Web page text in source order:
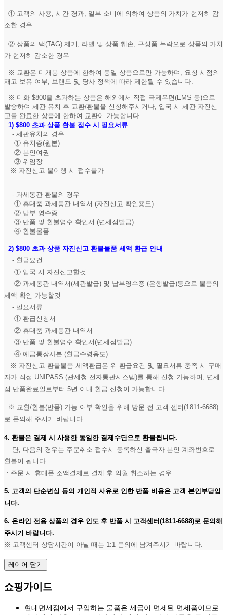
① 고객의 사용, 시간 경과, 일부 소비에 의하여 상품의 가치가 현저히 감
소한 경우
② 상품의 택(TAG) 제거, 라벨 및 상품 훼손, 구성품 누락으로 상품의 가치
가 현저히 감소한 경우
※ 교환은 미개봉 상품에 한하여 동일 상품으로만 가능하며, 요청 시점의
재고 보유 여부, 브랜드 및 당사 정책에 따라 제한될 수 있습니다.
※ 미화 $800을 초과하는 상품은 해외에서 직접 국제우편(EMS 등)으로
발송하여 세관 유치 후 교환/환물을 신청해주시거나, 입국 시 세관 자진신
고를 완료한 상품에 한하여 교환이 가능합니다.
1) $800 초과 상품 환불 접수 시 필요서류
- 세관유치의 경우
① 유치증(원본)
② 본인여권
③ 위임장
※ 자진신고 불이행 시 접수불가
- 과세통관 환불의 경우
① 휴대품 과세통관 내역서 (자진신고 확인용도)
② 납부 영수증
③ 반품 및 환불영수 확인서 (면세점발급)
④ 환불물품
2) $800 초과 상품 자진신고 환불물품 세액 환급 안내
- 환급요건
① 입국 시 자진신고할것
② 과세통관 내역서(세관발급) 및 납부영수증 (은행발급)등으로 물품의
세액 확인 가능할것
- 필요서류
① 환급신청서
② 휴대품 과세통관 내역서
③ 반품 및 환불영수 확인서(면세점발급)
④ 예금통장사본 (환급수령용도)
※ 자진신고 환불물품 세액환급은 위 환급요건 및 필요서류 충족 시 구매
자가 직접 UNIPASS (관세청 전자통관시스템)를 통해 신청 가능하며, 면세
점 반품완료일로부터 5년 이내 환급 신청이 가능합니다.
※ 교환/환불(반품) 가능 여부 확인을 위해 방문 전 고객 센터(1811-6688)
로 문의해 주시기 바랍니다.
4. 환불은 결제 시 사용한 동일한 결제수단으로 환불됩니다.
단, 다음의 경우는 주문취소 접수시 등록하신 출국자 본인 계좌번호로
환불이 됩니다.
ㆍ주문 시 휴대폰 소액결제로 결제 후 익월 취소하는 경우
5. 고객의 단순변심 등의 개인적 사유로 인한 반품 비용은 고객 본인부담입
니다.
6. 온라인 전용 상품의 경우 인도 후 반품 시 고객센터(1811-6688)로 문의해
주시기 바랍니다.
※ 고객센터 상담시간이 아닐 때는 1:1 문의에 남겨주시기 바랍니다.
레이어 닫기
쇼핑가이드
현대면세점에서 구입하는 물품은 세금이 면제된 면세품이므로